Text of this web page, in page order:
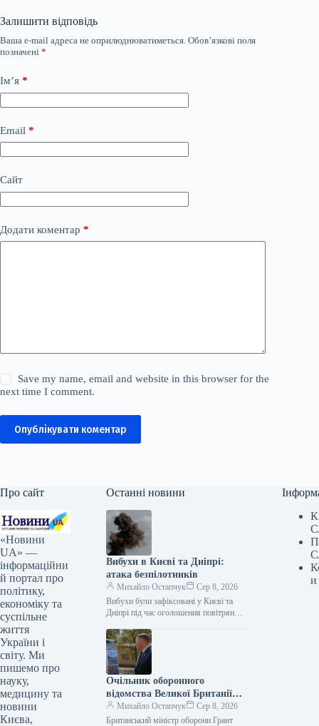
Залишити відповідь
Ваша e-mail адреса не оприлюднюватиметься. Обов’язкові поля
позначені *
Ім’я *
Email *
Сайт
Додати коментар *
Save my name, email and website in this browser for the
next time I comment.
Опублікувати коментар
Про сайт
«Новини
UA» —
інформаційни
й портал про
політику,
економіку та
суспільне
життя
України і
світу. Ми
пишемо про
науку,
медицину та
новини
Києва,
Останні новини
Вибухи в Києві та Дніпрі:
атака безпілотників
Михайло Остапчук
Сер 8, 2026
Вибухи були зафіксовані у Києві та
Дніпрі під час оголошення повітряної
підтверджують представники ЗМІ, які
працюють на…
Очільник оборонного
відомства Великої Британії
Грант Шеппс побував у Києві,
оглядаючи наслідки
Михайло Остапчук
Сер 8, 2026
Британський міністр оборони Грант
и